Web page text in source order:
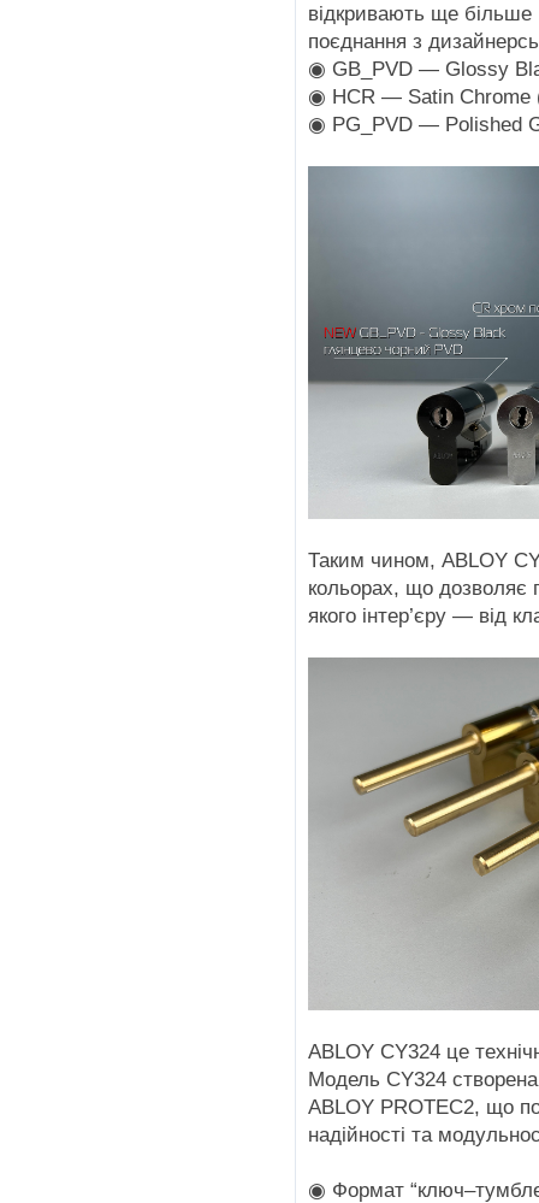
відкривають ще
поєднання з
◉ GB_PVD — Glossy
◉ HCR — Satin Chrome
◉ PG_PVD — Polished
Таким чином, ABLOY
кольорах, що дозволяє
якого інтер’єру — від
ABLOY CY324 це
Модель CY324
ABLOY PROTEC2, що
надійності та
◉ Формат